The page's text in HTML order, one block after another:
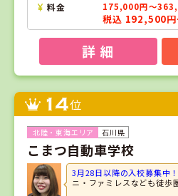
料金
175,000円～
税込 192,500
詳 細
14位
石川県
こまつ自動車学校
3月28日以降の入校募集中
ニ・ファミレスなども徒歩